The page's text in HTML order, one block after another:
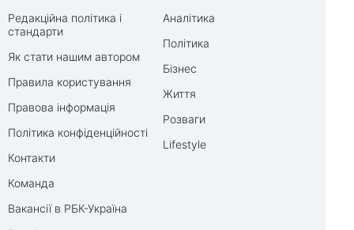
Редакційна політика і
стандарти
Як стати нашим автором
Правила користування
Правова інформація
Політика конфіденційності
Контакти
Команда
Вакансії в РБК-Україна
Аналітика
Політика
Бізнес
Життя
Розваги
Lifestyle